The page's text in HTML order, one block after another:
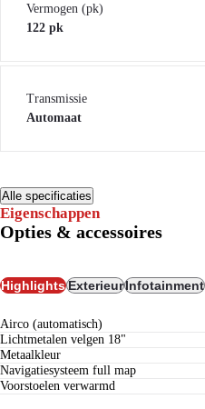
Vermogen (pk)
122 pk
Transmissie
Automaat
Alle specificaties
Eigenschappen
Opties & accessoires
HighlightsExterieurInfotainment
airco (automatisch)
lichtmetalen velgen 18"
metaalkleur
navigatiesysteem full map
voorstoelen verwarmd